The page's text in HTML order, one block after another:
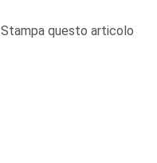
Stampa questo articolo